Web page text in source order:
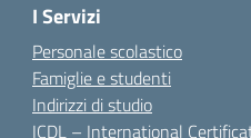
I Servizi
Personale scolastico
Famiglie e studenti
Indirizzi di studio
ICDL – International